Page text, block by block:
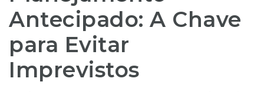
Antecipado: A Chave
para Evitar
Imprevistos